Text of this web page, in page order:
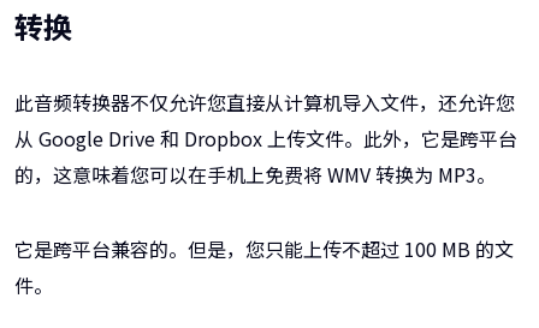
转换
此音频转换器不仅允许您直接从计算机导入文件，还允许您
从 Google Drive 和 Dropbox 上传文件。此外，它是跨平台
的，这意味着您可以在手机上免费将 WMV 转换为 MP3。
它是跨平台兼容的。但是，您只能上传不超过 100 MB 的文
件。